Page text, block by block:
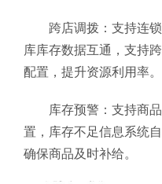
跨店调拨：支持连
库库存数据互通，支持
配置，提升资源利用率。
库存预警：支持商
置，库存不足信息系统
确保商品及时补给。